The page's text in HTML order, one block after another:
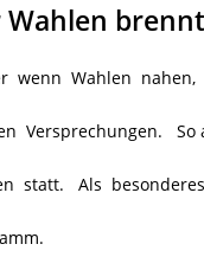
Wahlen
wenn Wahlen nahen,
Versprechungen. So
statt. Als